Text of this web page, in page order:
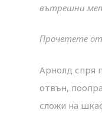
вътрешни
Прочетете
Арнолд спря
отвън,
сложи на